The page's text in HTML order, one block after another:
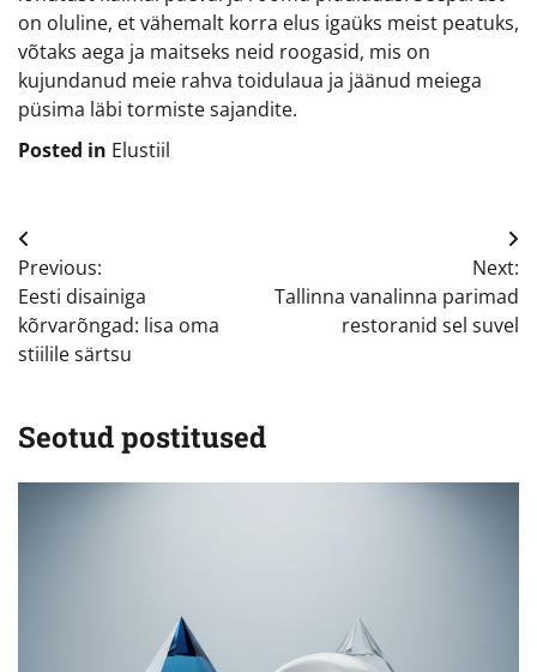
on oluline, et vähemalt korra elus igaüks meist peatuks,
võtaks aega ja maitseks neid roogasid, mis on
kujundanud meie rahva toidulaua ja jäänud meiega
püsima läbi tormiste sajandite.
Posted in Elustiil
Navigeerimine
Previous:
Eesti disainiga
kõrvarõngad: lisa oma
stiilile särtsu
Next:
Tallinna vanalinna parimad
restoranid sel suvel
Seotud postitused